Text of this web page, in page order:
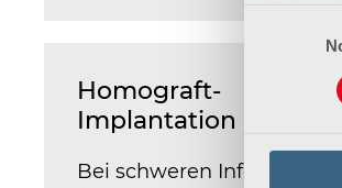
Homograft-
Implantation
Bei schweren Infektionen